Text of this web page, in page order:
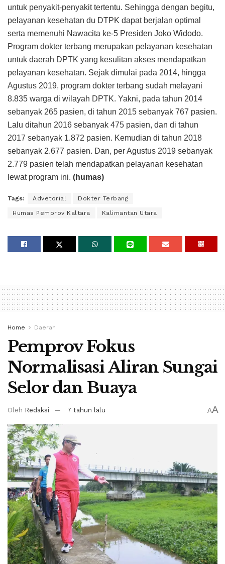
untuk penyakit-penyakit tertentu. Sehingga dengan begitu,
pelayanan kesehatan du DTPK dapat berjalan optimal
serta memenuhi Nawacita ke-5 Presiden Joko Widodo.
Program dokter terbang merupakan pelayanan kesehatan
untuk daerah DPTK yang kesulitan akses mendapatkan
pelayanan kesehatan. Sejak dimulai pada 2014, hingga
Agustus 2019, program dokter terbang sudah melayani
8.835 warga di wilayah DPTK. Yakni, pada tahun 2014
sebanyak 265 pasien, di tahun 2015 sebanyak 767 pasien.
Lalu ditahun 2016 sebanyak 475 pasien, dan di tahun
2017 sebanyak 1.872 pasien. Kemudian di tahun 2018
sebanyak 2.677 pasien. Dan, per Agustus 2019 sebanyak
2.779 pasien telah mendapatkan pelayanan kesehatan
lewat program ini. (humas)
Tags: Advetorial Dokter Terbang
Humas Pemprov Kaltara Kalimantan Utara
Home Daerah
Pemprov Fokus
Normalisasi Aliran Sungai
Selor dan Buaya
Oleh Redaksi 7 tahun lalu AA